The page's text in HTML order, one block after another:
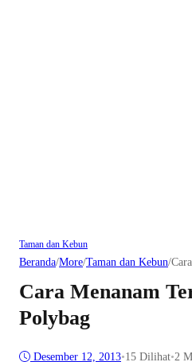
Taman dan Kebun
Beranda/More/Taman dan Kebun/
Cara Menanam
Polybag
Desember 12, 2013•15 Dilihat•2